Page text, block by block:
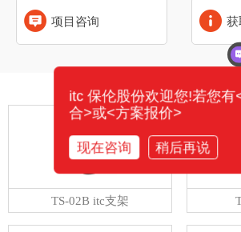
项目咨询 获
相关产品
TS-02B itc支架
itc 保伦股份欢迎您!若您有
合>或<方案报价>
现在咨询 稍后再说